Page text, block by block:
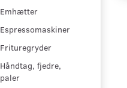
Emhætter
Espressomaskiner
Frituregryder
Håndtag, fjedre,
paler